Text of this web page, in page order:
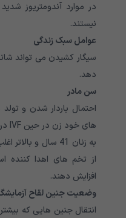
نیستند.
عوامل سبک زندگی
دهد.
سن مادر
احتمال باردار شدن و
های خود زن در حین IVF در زنان جوان بیشتر است.
از تخم های اهدا کننده
افزایش دهند.
وضعیت جنین لقاح
انتقال جنین هایی که